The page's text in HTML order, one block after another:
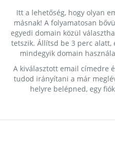
Itt a lehetőség, hogy olyan
másnak! A folyamatosan
egyedi domain közül
tetszik. Állítsd be 3 perc
mindegyik domain
A kiválasztott email címedre
tudod irányítani a már
helyre belépned, egy